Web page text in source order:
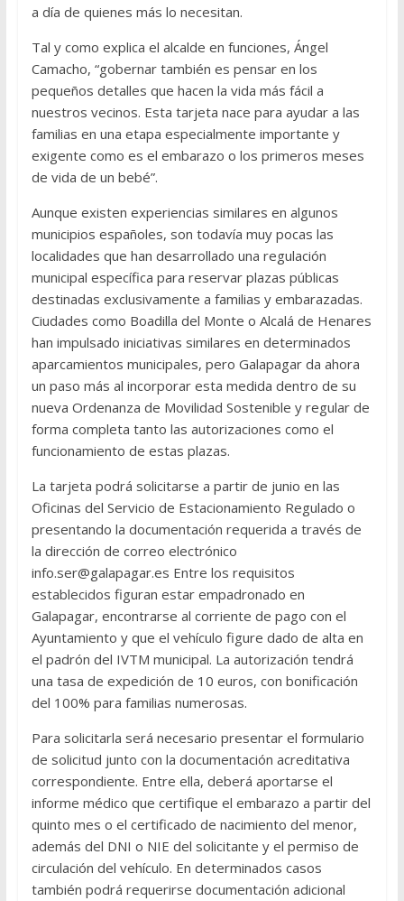
a día de quienes más lo necesitan.
Tal y como explica el alcalde en funciones, Ángel
Camacho, “gobernar también es pensar en los
pequeños detalles que hacen la vida más fácil a
nuestros vecinos. Esta tarjeta nace para ayudar a las
familias en una etapa especialmente importante y
exigente como es el embarazo o los primeros meses
de vida de un bebé”.
Aunque existen experiencias similares en algunos
municipios españoles, son todavía muy pocas las
localidades que han desarrollado una regulación
municipal específica para reservar plazas públicas
destinadas exclusivamente a familias y embarazadas.
Ciudades como Boadilla del Monte o Alcalá de Henares
han impulsado iniciativas similares en determinados
aparcamientos municipales, pero Galapagar da ahora
un paso más al incorporar esta medida dentro de su
nueva Ordenanza de Movilidad Sostenible y regular de
forma completa tanto las autorizaciones como el
funcionamiento de estas plazas.
La tarjeta podrá solicitarse a partir de junio en las
Oficinas del Servicio de Estacionamiento Regulado o
presentando la documentación requerida a través de
la dirección de correo electrónico
info.ser@galapagar.es Entre los requisitos
establecidos figuran estar empadronado en
Galapagar, encontrarse al corriente de pago con el
Ayuntamiento y que el vehículo figure dado de alta en
el padrón del IVTM municipal. La autorización tendrá
una tasa de expedición de 10 euros, con bonificación
del 100% para familias numerosas.
Para solicitarla será necesario presentar el formulario
de solicitud junto con la documentación acreditativa
correspondiente. Entre ella, deberá aportarse el
informe médico que certifique el embarazo a partir del
quinto mes o el certificado de nacimiento del menor,
además del DNI o NIE del solicitante y el permiso de
circulación del vehículo. En determinados casos
también podrá requerirse documentación adicional